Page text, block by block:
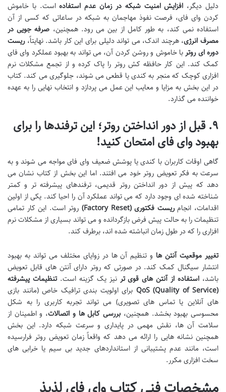
دلیل دیگر، افزایش امنیت شبکه در زمان عدم استفادهاست. با خاموش
کردن وای فای، فرصت نفوذ مهاجمان به شبکه در ساعاتی که کسی از آن
استفاده نمی کند، به طور کامل از بین می رود. همچنین، صرفه جویی در
مصرف انرژی، هرچند اندک، می تواند دلیلی برای این کار باشد. نهایتاً،ریست
دوره ای روتر با خاموش و روشن کردن آن، می تواند به بهبود عملکرد وای فای
کمک کند. این کار حافظه کش روتر را پاک کرده و از تجمع مشکلات نرم
افزاری کوچک که منجر به کندی یا قطعی می شوند، جلوگیری می کند. کتاب
در این بخش به مزایا و معایب این عمل می پردازد و انتخاب نهایی را به عهده
خواننده می گذارد.
۹. قبل از دور انداختن روتر؛ این ترفندها را برای
بهبود وای فای امتحان کنید!
گاهی اوقات کاربران با کندی یا پوشش ضعیف وای فای مواجه می شوند و به
سرعت به فکر تعویض روتر خود می افتند. اما این بخش از کتاب نشان می
دهد که پیش از دور انداختن روتر قدیمی، ترفندهای پیشرفته تر و کمتر
شناخته شده ای وجود دارد که می تواند عملکرد آن را احیا کند. یکی از اولین
اقدامات، انجامریست فکتوری (Factory Reset)
روتر است. این کار تمامی
تنظیمات را به حالت پیش فرض بازگردانده و می تواند بسیاری از مشکلات نرم
افزاری را که در طول زمان انباشته شده اند، برطرف کند.
تغییر موقعیت آنتن ها و تنظیم آن ها در زوایای مختلف می تواند به بهبود
انتشار سیگنال کمک کند. در صورتی که روتر دارای آنتن های قابل تعویض
باشد، استفاده از آنتن های قوی تر نیز یک گزینه است.تنظیمات پیشرفته
QoS (Quality of Service) برای اولویت بندی ترافیک خاص (مانند بازی
های آنلاین یا تماس های تصویری) می تواند تجربه کاربری را به شکل
محسوسی بهبود بخشد. همچنین، بررسی کابل ها و اتصالات، و اطمینان از
سلامت آن ها، نقش مهمی در پایداری و سرعت شبکه دارد. این بخش
همچنین نشانه هایی را ارائه می دهد که واقعاً زمان تعویض روتر فرارسیده
است، مانند عدم پشتیبانی از استانداردهای جدید بی سیم یا خرابی های
سخت افزاری مکرر.